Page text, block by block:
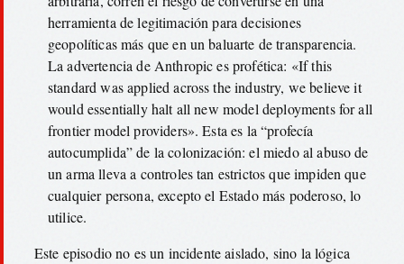
herramienta de legitimación para decisiones
geopolíticas más que en un baluarte de transparencia.
La advertencia de Anthropic es profética: «If this
standard was applied across the industry, we believe it
would essentially halt all new model deployments for all
frontier model providers». Esta es la “profecía
autocumplida” de la colonización: el miedo al abuso de
un arma lleva a controles tan estrictos que impiden que
cualquier persona, excepto el Estado más poderoso, lo
utilice.
Este episodio no es un incidente aislado, sino la lógica